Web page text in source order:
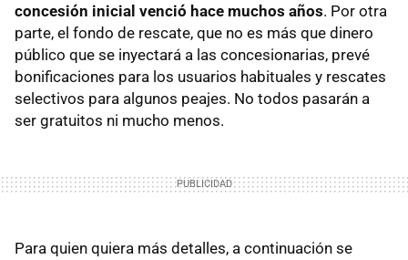
concesión inicial venció hace muchos años. Por otra
parte, el fondo de rescate, que no es más que dinero
público que se inyectará a las concesionarias, prevé
bonificaciones para los usuarios habituales y rescates
selectivos para algunos peajes. No todos pasarán a
ser gratuitos ni mucho menos.
Para quien quiera más detalles, a continuación se